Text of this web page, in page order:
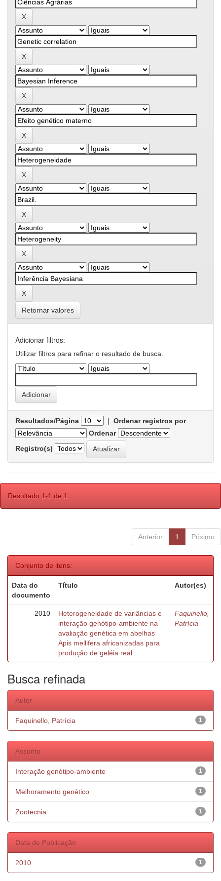
Retornar valores
Adicionar filtros:
Utilizar filtros para refinar o resultado de busca.
Resultados/Página | Ordenar registros por
Ordenar
Registro(s)
Resultado 1-1 de 1.
Anterior 1 Póximo
Conjunto de itens:
Data do
documento
Título Autor(es)
2010
Heterogeneidade de variâncias e
interação genótipo-ambiente na
avaliação genética em abelhas
Apis mellifera africanizadas para
produção de geléia real
Faquinello,
Patrícia
Busca refinada
Autor
1
Faquinello, Patrícia
Assunto
1
Interação genótipo-ambiente
1
Melhoramento genético
1
Zootecnia
Data de Publicação
1
2010